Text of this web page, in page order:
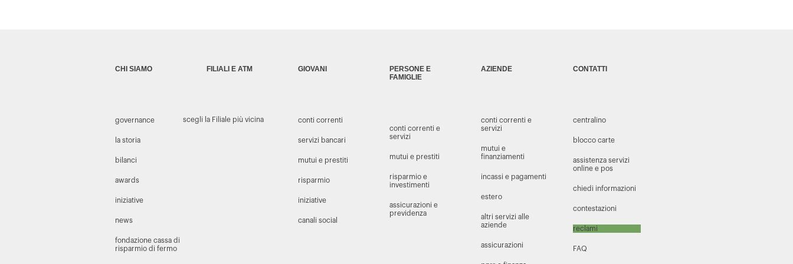
CHI SIAMO
governance
la storia
bilanci
awards
iniziative
news
fondazione cassa di
risparmio di fermo
FILIALI E ATM
scegli la Filiale più vicina
GIOVANI
conti correnti
servizi bancari
mutui e prestiti
risparmio
iniziative
canali social
PERSONE E
FAMIGLIE
conti correnti e
servizi
mutui e prestiti
risparmio e
investimenti
assicurazioni e
previdenza
AZIENDE
conti correnti e
servizi
mutui e
finanziamenti
incassi e pagamenti
estero
altri servizi alle
aziende
assicurazioni
CONTATTI
centralino
blocco carte
assistenza servizi
online e pos
chiedi informazioni
contestazioni
reclami
FAQ